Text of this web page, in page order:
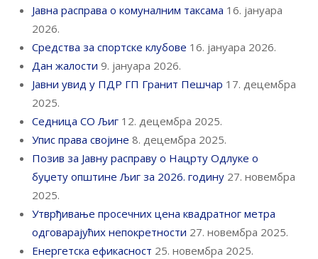
Јавна расправа о комуналним таксама 16. јануара
2026.
Средства за спортске клубове 16. јануара 2026.
Дан жалости 9. јануара 2026.
Јавни увид у ПДР ГП Гранит Пешчар 17. децембра
2025.
Седница СО Љиг 12. децембра 2025.
Упис права својине 8. децембра 2025.
Позив за Јавну расправу о Нацрту Одлуке о
буџету општине Љиг за 2026. годину 27. новембра
2025.
Утврђивање просечних цена квадратног метра
одговарајућих непокретности 27. новембра 2025.
Енергетска ефикасност 25. новембра 2025.